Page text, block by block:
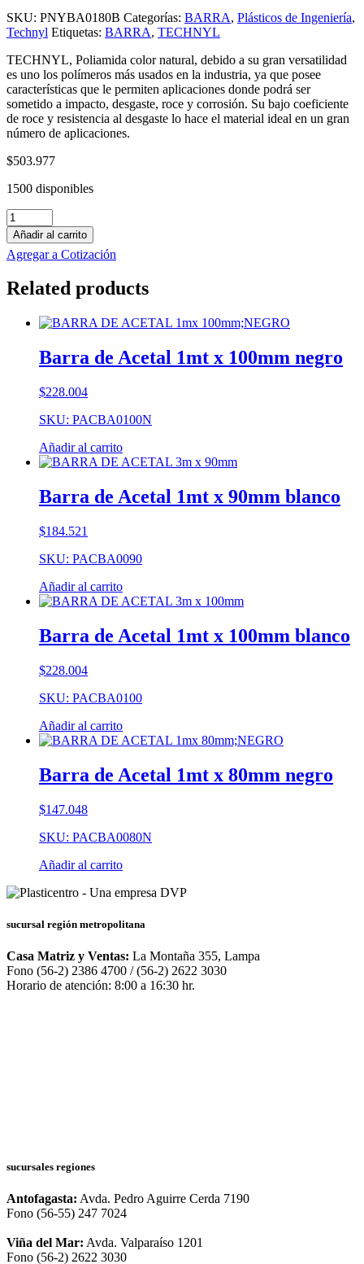
SKU: PNYBA0180B Categorías: BARRA, Plásticos de Ingeniería,
Technyl Etiquetas: BARRA, TECHNYL
TECHNYL, Poliamida color natural, debido a su gran versatilidad
es uno los polímeros más usados en la industria, ya que posee
características que le permiten aplicaciones donde podrá ser
sometido a impacto, desgaste, roce y corrosión. Su bajo coeficiente
de roce y resistencia al desgaste lo hace el material ideal en un gran
número de aplicaciones.
$503.977
1500 disponibles
Barra
de
Technyl
1mt
180mm
cantidad
Añadir al carrito
Agregar a Cotización
Related products
Barra de Acetal 1mt x 100mm negro
$228.004
SKU: PACBA0100N
Añadir al carrito
Barra de Acetal 1mt x 90mm blanco
$184.521
SKU: PACBA0090
Añadir al carrito
Barra de Acetal 1mt x 100mm blanco
$228.004
SKU: PACBA0100
Añadir al carrito
Barra de Acetal 1mt x 80mm negro
$147.048
SKU: PACBA0080N
Añadir al carrito
sucursal región metropolitana
Casa Matriz y Ventas: La Montaña 355, Lampa
Fono (56-2) 2386 4700 / (56-2) 2622 3030
Horario de atención: 8:00 a 16:30 hr.
sucursales regiones
Antofagasta: Avda. Pedro Aguirre Cerda 7190
Fono (56-55) 247 7024
Viña del Mar: Avda. Valparaíso 1201
Fono (56-2) 2622 3030